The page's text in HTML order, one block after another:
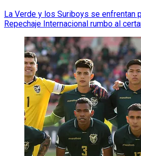
La Verde y los Suriboys se enfrentan
Repechaje Internacional rumbo al